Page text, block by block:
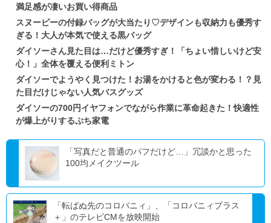
満足感が凄いお買い得商品
スヌーピーの付録バッグが大当たり♡デザインも収納力も優秀す
ぎる！大人が本気で使える黒バッグ
ダイソーさん見た目は…だけど優秀すぎ！「ちょい惜しいけど安
心！」全体を覆える便利ミトン
ダイソーでようやく見つけた！お湯をかけると色が変わる！？見
た目だけじゃない人気バスグッズ
ダイソーの700円イヤフォンでながら作業に革命起きた！快適性
が爆上がりするぷち家電
「写真だと普通のパフだけど…」冗談かと思った
100均メイクツール
「転ばぬ先のコロバニィ」、「コロバニィプラス
＋」のテレビCMを放映開始